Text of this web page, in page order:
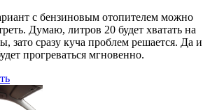
с бензиновым отопителем можно
Думаю, литров 20 будет хватать на
зато сразу куча проблем решается. Да и
прогреваться мгновенно.